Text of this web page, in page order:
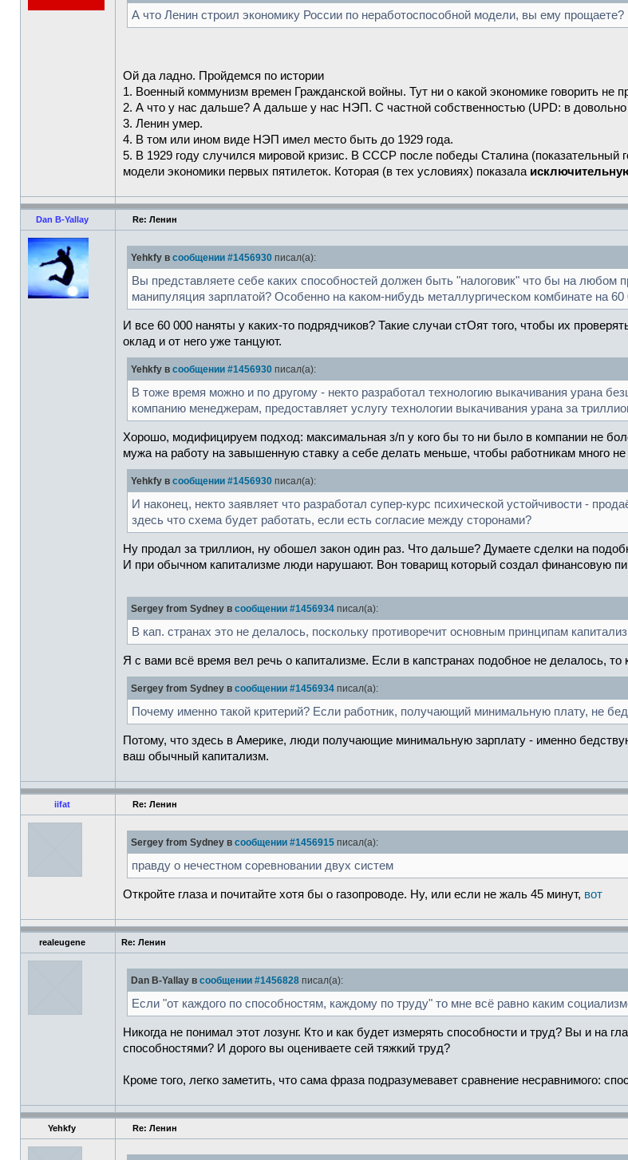
А что Ленин строил экономику России по неработоспособной модели, вы ему
Ой да ладно. Пройдемся по истории
1. Военный коммунизм времен Гражданской войны. Тут ни о какой экономике говорить
2. А что у нас дальше? А дальше у нас НЭП. С частной собственностью (UPD: в довольно
3. Ленин умер.
4. В том или ином виде НЭП имел место быть до 1929 года.
5. В 1929 году случился мировой кризис. В СССР после победы Сталина
модели экономики первых пятилеток. Которая (в тех условиях) показала
Dan B-Yallay Re: Ленин
Yehkfy в сообщении #1456930 писал(а):
Вы представляете себе каких способностей должен быть "налоговик" что бы на любом
манипуляция зарплатой? Особенно на каком-нибудь металлургическом комбинате на 60
И все 60 000 наняты у каких-то подрядчиков? Такие случаи стОят того, чтобы их
оклад и от него уже танцуют.
Yehkfy в сообщении #1456930 писал(а):
В тоже время можно и по другому - некто разработал технологию выкачивания урана
компанию менеджерам, предоставляет услугу технологии выкачивания урана за
Хорошо, модифицируем подход: максимальная з/п у кого бы то ни было в компании не
мужа на работу на завышенную ставку а себе делать меньше, чтобы работникам много не
Yehkfy в сообщении #1456930 писал(а):
И наконец, некто заявляет что разработал супер-курс психической устойчивости -
здесь что схема будет работать, если есть согласие между сторонами?
Ну продал за триллион, ну обошел закон один раз. Что дальше? Думаете сделки на
И при обычном капитализме люди нарушают. Вон товарищ который создал финансовую
Sergey from Sydney в сообщении #1456934 писал(а):
В кап. странах это не делалось, поскольку противоречит основным принципам
Я с вами всё время вел речь о капитализме. Если в капстранах подобное не делалось,
Sergey from Sydney в сообщении #1456934 писал(а):
Почему именно такой критерий? Если работник, получающий минимальную плату, не
Потому, что здесь в Америке, люди пoлучающие минимальную зарплату - именно
ваш обычный капитализм.
iifat Re: Ленин
Sergey from Sydney в сообщении #1456915 писал(а):
правду о нечестном соревновании двух систем
Откройте глаза и почитайте хотя бы о газопроводе. Ну, или если не жаль 45 минут, вот
realeugene Re: Ленин
Dan B-Yallay в сообщении #1456828 писал(а):
Если "от каждого по способностям, каждому по труду" то мне всё равно каким
Никогда не понимал этот лозунг. Кто и как будет измерять способности и труд? Вы и на
способностями? И дорого вы оцениваете сей тяжкий труд?
Кроме того, легко заметить, что сама фраза подразумевавет сравнение несравнимого:
Yehkfy Re: Ленин